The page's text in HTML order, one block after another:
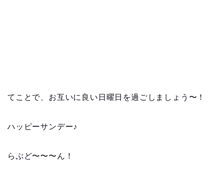
てことで、お互いに良い日曜日を過ごしましょう〜！
ハッピーサンデー♪
らぶど〜〜〜ん！